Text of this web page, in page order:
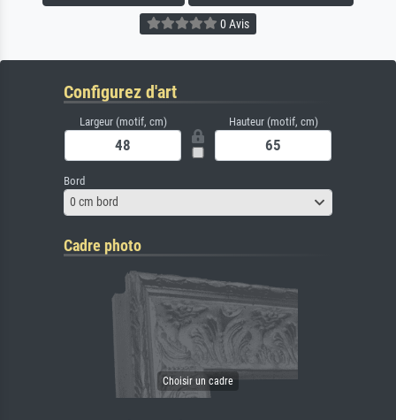
0 Avis
Configurez d'art
Largeur (motif, cm) Hauteur (motif, cm)
Bord
0 cm bord
Cadre photo